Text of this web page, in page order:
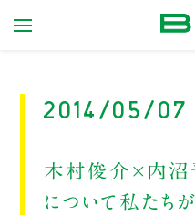
2014/05/07
木村俊介×内沼
について私たち